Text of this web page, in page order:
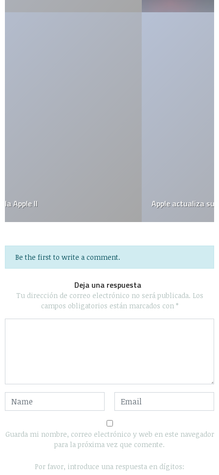
Apple actualiza su línea de MacBooks
Be the first to write a comment.
Deja una respuesta
Tu dirección de correo electrónico no será publicada. Los
campos obligatorios están marcados con *
Guarda mi nombre, correo electrónico y web en este navegador
para la próxima vez que comente.
Por favor, introduce una respuesta en dígitos: